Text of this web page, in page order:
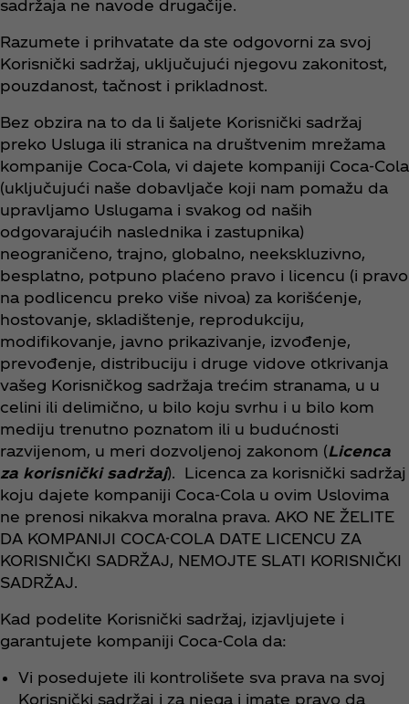
sadržaja ne navode drugačije.
Razumete i prihvatate da ste odgovorni za svoj
Korisnički sadržaj, uključujući njegovu zakonitost,
pouzdanost, tačnost i prikladnost.
Bez obzira na to da li šaljete Korisnički sadržaj
preko Usluga ili stranica na društvenim mrežama
kompanije Coca‑Cola, vi dajete kompaniji Coca‑Cola
(uključujući naše dobavljače koji nam pomažu da
upravljamo Uslugama i svakog od naših
odgovarajućih naslednika i zastupnika)
neograničeno, trajno, globalno, neekskluzivno,
besplatno, potpuno plaćeno pravo i licencu (i pravo
na podlicencu preko više nivoa) za korišćenje,
hostovanje, skladištenje, reprodukciju,
modifikovanje, javno prikazivanje, izvođenje,
prevođenje, distribuciju i druge vidove otkrivanja
vašeg Korisničkog sadržaja trećim stranama, u u
celini ili delimično, u bilo koju svrhu i u bilo kom
mediju trenutno poznatom ili u budućnosti
razvijenom, u meri dozvoljenoj zakonom (Licenca
za korisnički sadržaj). Licenca za korisnički sadržaj
koju dajete kompaniji Coca‑Cola u ovim Uslovima
ne prenosi nikakva moralna prava. AKO NE ŽELITE
DA KOMPANIJI COCA-COLA DATE LICENCU ZA
KORISNIČKI SADRŽAJ, NEMOJTE SLATI KORISNIČKI
SADRŽAJ.
Kad podelite Korisnički sadržaj, izjavljujete i
garantujete kompaniji Coca‑Cola da:
Vi posedujete ili kontrolišete sva prava na svoj
Korisnički sadržaj i za njega i imate pravo da